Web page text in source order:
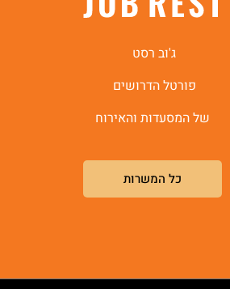
ג'וב רסט
פורטל הדרושים
של המסעדות והאירוח
כל המשרות